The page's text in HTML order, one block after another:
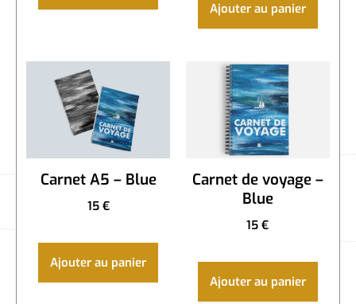
Ajouter au panier
Carnet A5 – Blue
15 €
Ajouter au panier
Carnet de voyage –
Blue
15€
Ajouter au panier